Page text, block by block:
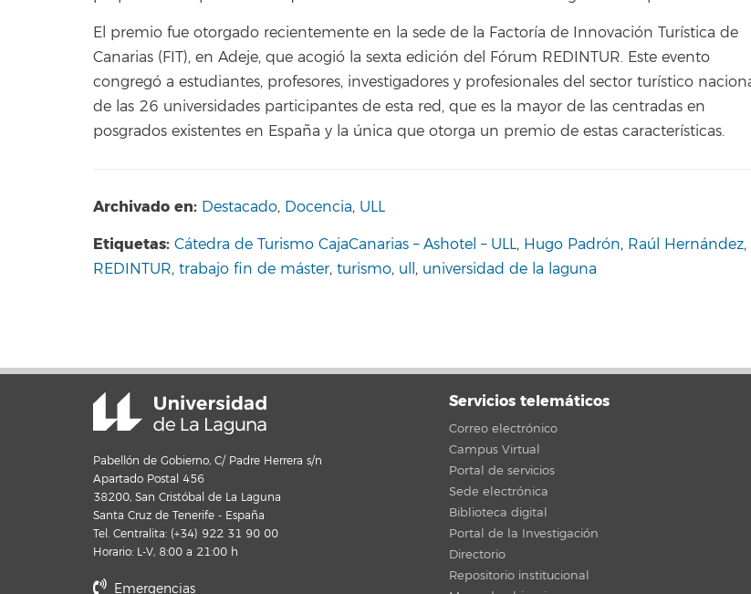
El premio fue otorgado recientemente en la sede de la Factoría de Innovación Turística de
Canarias (FIT), en Adeje, que acogió la sexta edición del Fórum REDINTUR. Este evento
congregó a estudiantes, profesores, investigadores y profesionales del sector turístico
de las 26 universidades participantes de esta red, que es la mayor de las centradas en
posgrados existentes en España y la única que otorga un premio de estas características.
Archivado en: Destacado, Docencia, ULL
Etiquetas: Cátedra de Turismo CajaCanarias – Ashotel – ULL, Hugo Padrón, Raúl Hernández,
REDINTUR, trabajo fin de máster, turismo, ull, universidad de la laguna
Pabellón de Gobierno, C/ Padre Herrera s/n
Apartado Postal 456
38200, San Cristóbal de La Laguna
Santa Cruz de Tenerife - España
Tel. Centralita: (+34) 922 31 90 00
Horario: L-V, 8:00 a 21:00 h
Emergencias
Servicios telemáticos
Correo electrónico
Campus Virtual
Portal de servicios
Sede electrónica
Biblioteca digital
Portal de la Investigación
Directorio
Repositorio institucional